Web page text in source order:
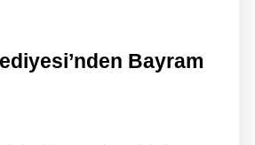
Bayram